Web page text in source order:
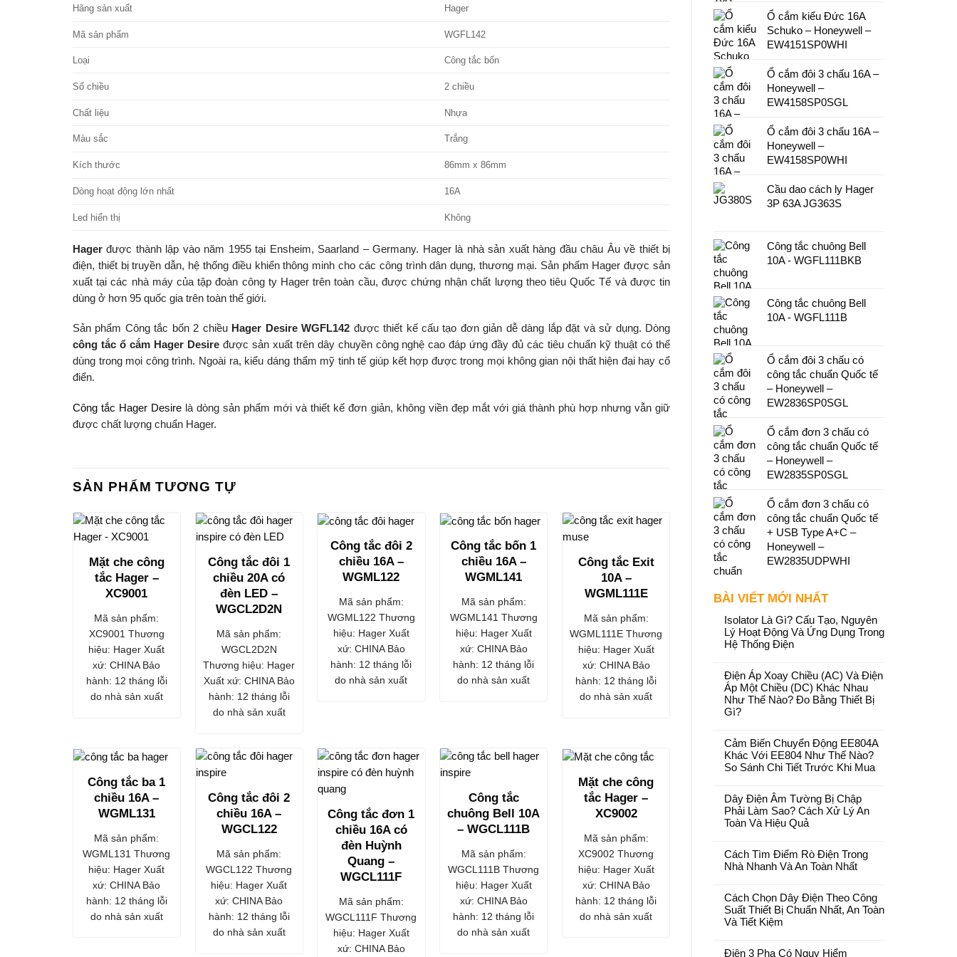
Ổ cắm kiểu Đức 16A
Schuko – Honeywell –
EW4151SP0WHI
Ổ cắm đôi 3 chấu 16A –
Honeywell –
EW4158SP0SGL
Ổ cắm đôi 3 chấu 16A –
Honeywell –
EW4158SP0WHI
Cầu dao cách ly Hager
3P 63A JG363S
Công tắc chuông Bell
10A - WGFL111BKB
Công tắc chuông Bell
10A - WGFL111B
Ổ cắm đôi 3 chấu có
công tắc chuẩn Quốc tế
– Honeywell –
EW2836SP0SGL
Ổ cắm đơn 3 chấu có
công tắc chuẩn Quốc tế
– Honeywell –
EW2835SP0SGL
Ổ cắm đơn 3 chấu có
công tắc chuẩn Quốc tế
+ USB Type A+C –
Honeywell –
EW2835UDPWHI
BÀI VIẾT MỚI NHẤT
Isolator Là Gì? Cấu Tạo, Nguyên
Lý Hoạt Động Và Ứng Dụng Trong
Hệ Thống Điện
Điện Áp Xoay Chiều (AC) Và Điện
Áp Một Chiều (DC) Khác Nhau
Như Thế Nào? Đo Bằng Thiết Bị
Gì?
Cảm Biến Chuyển Động EE804A
Khác Với EE804 Như Thế Nào?
So Sánh Chi Tiết Trước Khi Mua
Dây Điện Âm Tường Bị Chập
Phải Làm Sao? Cách Xử Lý An
Toàn Và Hiệu Quả
Cách Tìm Điểm Rò Điện Trong
Nhà Nhanh Và An Toàn Nhất
Cách Chọn Dây Điện Theo Công
Suất Thiết Bị Chuẩn Nhất, An Toàn
Và Tiết Kiệm
Điện 3 Pha Có Nguy Hiểm
Hãng sản xuất Hager
Mã sản phẩm WGFL142
Loại Công tắc bốn
Số chiều 2 chiều
Chất liệu Nhựa
Màu sắc Trắng
Kích thước 86mm x 86mm
Dòng hoạt động lớn nhất 16A
Led hiển thị Không
Hager được thành lập vào năm 1955 tại Ensheim, Saarland – Germany. Hager là nhà sản xuất hàng đầu châu Âu về thiết bị
điện, thiết bị truyền dẫn, hệ thống điều khiển thông minh cho các công trình dân dụng, thương mại. Sản phẩm Hager được sản
xuất tại các nhà máy của tập đoàn công ty Hager trên toàn cầu, được chứng nhận chất lượng theo tiêu Quốc Tế và được tin
dùng ở hơn 95 quốc gia trên toàn thế giới.
Sản phẩm Công tắc bốn 2 chiều Hager Desire WGFL142 được thiết kế cấu tạo đơn giản dễ dàng lắp đặt và sử dụng. Dòng
công tắc ổ cắm Hager Desiređược sản xuất trên dây chuyền công nghệ cao đáp ứng đầy đủ các tiêu chuẩn kỹ thuật có thể
dùng trong mọi công trình. Ngoài ra, kiểu dáng thẩm mỹ tinh tế giúp kết hợp được trong mọi không gian nội thất hiện đại hay cổ
điển.
Công tắc Hager Desire là dòng sản phẩm mới và thiết kế đơn giản, không viền đẹp mắt với giá thành phù hợp nhưng vẫn giữ
được chất lượng chuẩn Hager.
SẢN PHẨM TƯƠNG TỰ
Mặt che công
tắc Hager –
XC9001
Mã sản phẩm:
XC9001 Thương
hiệu: Hager Xuất
xứ: CHINA Bảo
hành: 12 tháng lỗi
do nhà sản xuất
Công tắc đôi 1
chiều 20A có
đèn LED –
WGCL2D2N
Mã sản phẩm:
WGCL2D2N
Thương hiệu: Hager
Xuất xứ: CHINA Bảo
hành: 12 tháng lỗi
do nhà sản xuất
Công tắc đôi 2
chiều 16A –
WGML122
Mã sản phẩm:
WGML122 Thương
hiệu: Hager Xuất
xứ: CHINA Bảo
hành: 12 tháng lỗi
do nhà sản xuất
Công tắc bốn 1
chiều 16A –
WGML141
Mã sản phẩm:
WGML141 Thương
hiệu: Hager Xuất
xứ: CHINA Bảo
hành: 12 tháng lỗi
do nhà sản xuất
Công tắc Exit
10A –
WGML111E
Mã sản phẩm:
WGML111E Thương
hiệu: Hager Xuất
xứ: CHINA Bảo
hành: 12 tháng lỗi
do nhà sản xuất
Công tắc ba 1
chiều 16A –
WGML131
Mã sản phẩm:
WGML131 Thương
hiệu: Hager Xuất
xứ: CHINA Bảo
hành: 12 tháng lỗi
do nhà sản xuất
Công tắc đôi 2
chiều 16A –
WGCL122
Mã sản phẩm:
WGCL122 Thương
hiệu: Hager Xuất
xứ: CHINA Bảo
hành: 12 tháng lỗi
do nhà sản xuất
Công tắc đơn 1
chiều 16A có
đèn Huỳnh
Quang –
WGCL111F
Mã sản phẩm:
WGCL111F Thương
hiệu: Hager Xuất
xứ: CHINA Bảo
Công tắc
chuông Bell 10A
– WGCL111B
Mã sản phẩm:
WGCL111B Thương
hiệu: Hager Xuất
xứ: CHINA Bảo
hành: 12 tháng lỗi
do nhà sản xuất
Mặt che công
tắc Hager –
XC9002
Mã sản phẩm:
XC9002 Thương
hiệu: Hager Xuất
xứ: CHINA Bảo
hành: 12 tháng lỗi
do nhà sản xuất